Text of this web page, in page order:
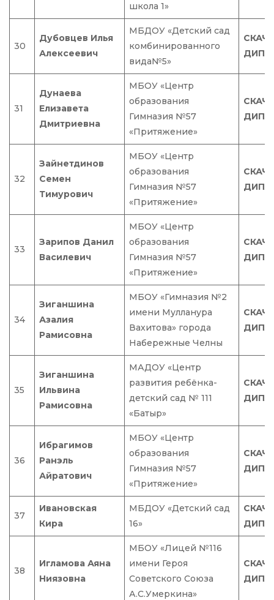
школа 1»
30
Дубовцев Илья
Алексеевич
МБДОУ «Детский сад
комбинированного
вида№5»
31
Дунаева
Елизавета
Дмитриевна
МБОУ «Центр
образования
Гимназия №57
«Притяжение»
32
Зайнетдинов
Семен
Тимурович
МБОУ «Центр
образования
Гимназия №57
«Притяжение»
33
Зарипов Данил
Василевич
МБОУ «Центр
образования
Гимназия №57
«Притяжение»
34
Зиганшина
Азалия
Рамисовна
МБОУ «Гимназия №2
имени Мулланура
Вахитова» города
Набережные Челны
35
Зиганшина
Ильвина
Рамисовна
МАДОУ «Центр
развития ребёнка-
детский сад № 111
«Батыр»
36
Ибрагимов
Ранэль
Айратович
МБОУ «Центр
образования
Гимназия №57
«Притяжение»
37
Ивановская
Кира
МБДОУ «Детский сад
16»
38
Игламова Аяна
Ниязовна
МБОУ «Лицей №116
имени Героя
Советского Союза
А.С.Умеркина»